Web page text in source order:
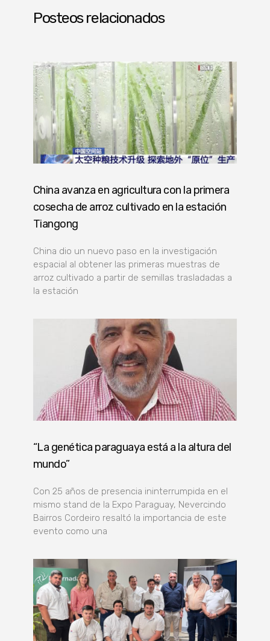
Posteos relacionados
China avanza en agricultura con la primera
cosecha de arroz cultivado en la estación
Tiangong
China dio un nuevo paso en la investigación
espacial al obtener las primeras muestras de
arroz cultivado a partir de semillas trasladadas a
la estación
“La genética paraguaya está a la altura del
mundo”
Con 25 años de presencia ininterrumpida en el
mismo stand de la Expo Paraguay, Nevercindo
Bairros Cordeiro resaltó la importancia de este
evento como una